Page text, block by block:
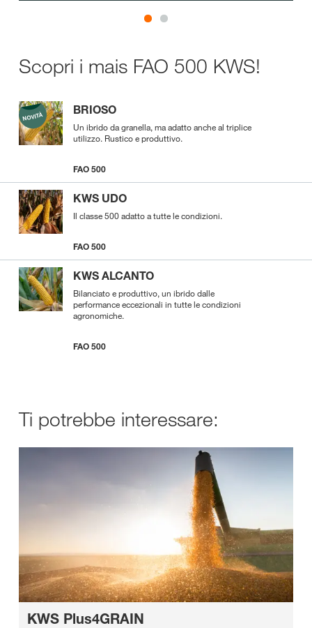
Scopri i mais FAO 500 KWS!
BRIOSO
Un ibrido da granella, ma adatto anche al triplice
utilizzo. Rustico e produttivo.
FAO 500
KWS UDO
Il classe 500 adatto a tutte le condizioni.
FAO 500
KWS ALCANTO
Bilanciato e produttivo, un ibrido dalle
performance eccezionali in tutte le condizioni
agronomiche.
FAO 500
Ti potrebbe interessare:
KWS Plus4GRAIN